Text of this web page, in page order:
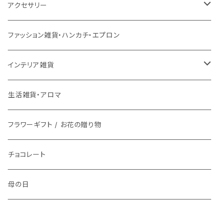
3月17日UP
2月28日UP
1月9日UP
キッチンマット
こたつ本体
こたつ布団
チェア
座椅子
スツール
インテリア雑貨
鏡・ミラー
ライト
傘立て
ライト
壁掛けアート / 鏡
バス用品
ファッション雑貨
メガネ / 眼鏡小物
生活雑貨
ティッシュケース
アロマ用品
アクセサリー雑貨
アクセサリー・ウォッチ収納
フラワーギフト / お花の贈り物
植物栽培キット
プリザーブドフラワー
文具
キッチン用品
ミトン・鍋つかみ
コップ、グラス
ランチボックス / 水筒
お皿
箸置き
食器
お茶碗
紙ナプキン
アクセサリー
ネックレス
ピアス
ブレスレット
イヤリング
指輪
ヘアゴム
ファッション雑貨・ハンカチ・エプロン
インテリア雑貨
花瓶 / フラワーベース
生活雑貨・アロマ
フラワーギフト / お花の贈り物
チョコレート
母の日